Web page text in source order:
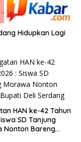
Hidupkan Lagi
HAN ke-42 Tahun
SD Tanjung
Nonton Bareng